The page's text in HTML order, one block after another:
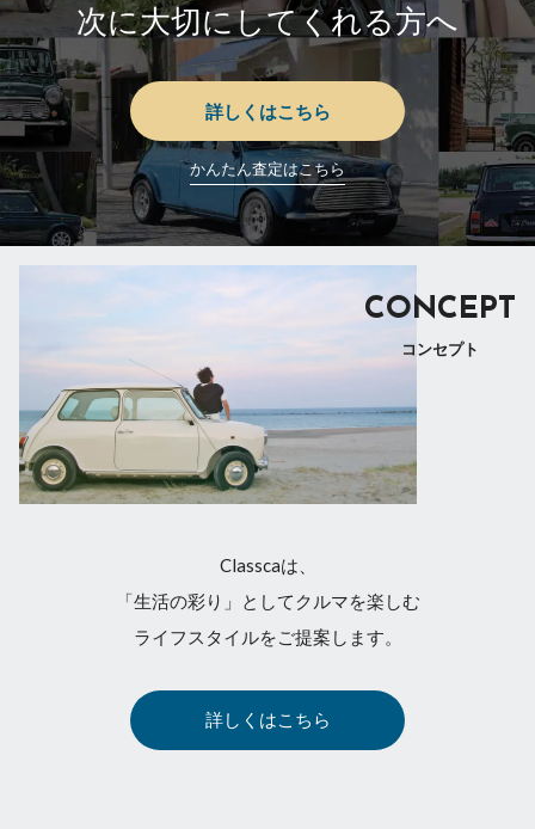
次に大切にしてくれる方へ
詳しくはこちら
かんたん査定はこちら
CONCEPT
コンセプト
Classcaは、
「生活の彩り」としてクルマを楽しむ
ライフスタイルをご提案します。
詳しくはこちら